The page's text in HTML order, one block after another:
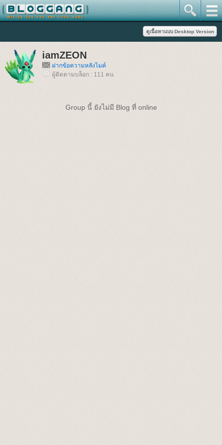
iamZEON
ฝากข้อความหลังไมค์
ผู้ติดตามบล็อก : 111 คน
Group นี้ ยังไม่มี Blog ที่ online